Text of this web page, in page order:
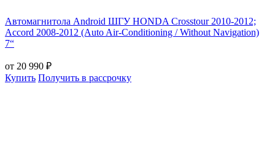
Автомагнитола Android ШГУ HONDA Crosstour 2010-2012;
Accord 2008-2012 (Auto Air-Conditioning / Without Navigation)
7“
от 20 990 ₽
Купить Получить в рассрочку